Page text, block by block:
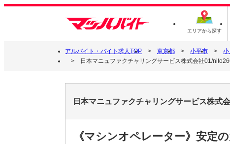
エリアから探す
アルバイト・バイト求人TOP 東京都 小平市
日本マニュファクチャリングサービス株式会社01/
日本マニュファクチャリングサービス株式
《マシンオペレーター》安